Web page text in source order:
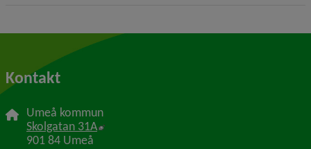
Kontakt
Umeå kommun
Skolgatan 31A Länk till annan webbplats, öppnas i nytt
901 84 Umeå